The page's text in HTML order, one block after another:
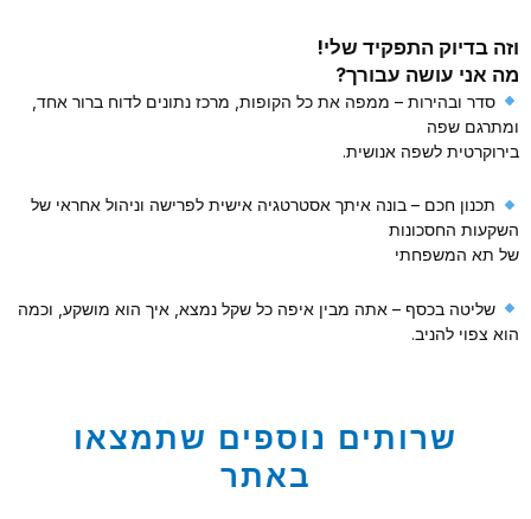
וזה בדיוק התפקיד שלי!
מה אני עושה עבורך?
סדר ובהירות – ממפה את כל הקופות, מרכז נתונים לדוח ברור אחד,
ומתרגם שפה
בירוקרטית לשפה אנושית.
תכנון חכם – בונה איתך אסטרטגיה אישית לפרישה וניהול אחראי של
השקעות החסכונות
של תא המשפחתי
שליטה בכסף – אתה מבין איפה כל שקל נמצא, איך הוא מושקע, וכמה
הוא צפוי להניב.
שרותים נוספים שתמצאו
באתר